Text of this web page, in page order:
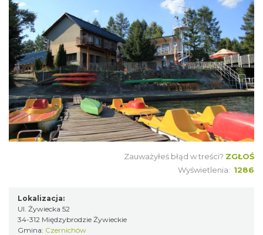
Zauważyłeś błąd w treści? ZGŁOŚ
Wyświetlenia: 1286
Lokalizacja:
Ul. Żywiecka 52
34-312 Międzybrodzie Żywieckie
Gmina: Czernichów